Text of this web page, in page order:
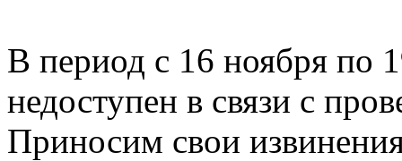
В период с 16 ноября по
недоступен в связи с
Приносим свои